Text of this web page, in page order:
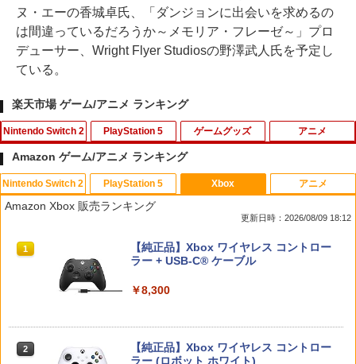
ヌ・エーの香城卓氏、「ダンジョンに出会いを求めるの
は間違っているだろうか～メモリア・フレーゼ～」プロ
デューサー、Wright Flyer Studiosの野澤武人氏を予定し
ている。
楽天市場 ゲーム/アニメ ランキング
Nintendo Switch 2
1 Nintendo Switch 2 オールインボックス
Nintendo Switch2 ケース EVA キャリン
ームカード
PlayStation 5
1
The Blood of Dawnwalker 【PS5】 EL
JM-30962
￥8,321
￥8,329
ゲームグッズ
1
【中古】S彼×Night 友達以上恋人未満の
S彼編 咲間慧(CV:佐和真中)
￥330
￥449
アニメ
1
takt op．Destiny Op．2（特装限定版）
【Blu-ray】 [ 内山昂輝 ]
￥8,993
￥9,020
Amazon ゲーム/アニメ ランキング
Nintendo Switch 2
1
スプラトゥーン レイダース|オンライン
コード版
￥5,832
スプラトゥーン レイダース -Switch2
PlayStation 5
1
PlayStation 5 デジタル・エディション
日本語専用 Console Language: Japan
Beast of Reincarnation -PS5 【特典】
Xbox
Amazon Xbox 販売ランキング
更新日時：2026/08/09 18:12
1
【純正品】Xbox ワイヤレス コントロー
ラー + USB-C® ケーブル
￥8,300
2
【純正品】Xbox ワイヤレス コントロー
ラー (ロボット ホワイト)
アニメ